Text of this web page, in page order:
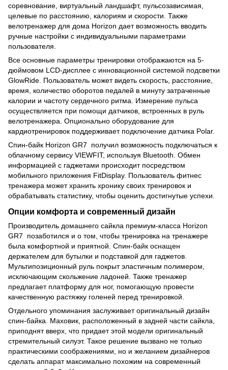
соревнование, виртуальный ландшафт, пульсозависимая,
целевые по расстоянию, калориям и скорости. Также
велотренажер для дома Horizon дает возможность вводить
ручные настройки с индивидуальными параметрами
пользователя.
Все основные параметры тренировки отображаются на 5-
дюймовом LCD-дисплее с инновационной системой подсветки
GlowRide. Пользователь может видеть скорость, расстояние,
время, количество оборотов педалей в минуту затраченные
калории и частоту сердечного ритма. Измерение пульса
осуществляется при помощи датчиков, встроенных в руль
велотренажера. Опционально оборудование для
кардиотренировок поддерживает подключение датчика Polar.
Спин-байк Horizon GR7 получил возможность подключаться к
облачному сервису VIEWFIT, используя Bluetooth. Обмен
информацией с гаджетами происходит посредством
мобильного приложения FitDisplay. Пользователь фитнес
тренажера может хранить хронику своих тренировок и
обрабатывать статистику, чтобы оценить достигнутые успехи.
Опции комфорта и современный дизайн
Производитель домашнего сайкла премиум-класса Horizon
GR7 позаботился и о том, чтобы тренировка на тренажере
была комфортной и приятной. Спин-байк оснащен
держателем для бутылки и подставкой для гаджетов.
Мультипозиционный руль покрыт эластичным полимером,
исключающим скольжение ладоней. Также тренажер
предлагает платформу для ног, помогающую провести
качественную растяжку голеней перед тренировкой.
Отдельного упоминания заслуживает оригинальный дизайн
спин-байка. Маховик, расположенный в задней части сайкла,
приподнят вверх, что придает этой модели оригинальный
стремительный силуэт. Такое решение вызвано не только
практическими соображениями, но и желанием дизайнеров
сделать аппарат максимально похожим на современный